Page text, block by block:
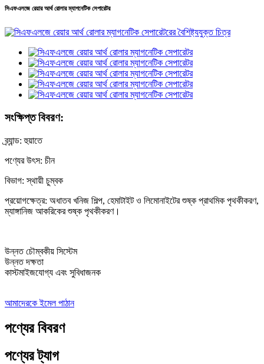
সিএফএলজে রেয়ার আর্থ রোলার ম্যাগনেটিক সেপারেটর
সংক্ষিপ্ত বিবরণ:
ব্র্যান্ড: হুয়াতে
পণ্যের উৎস: চীন
বিভাগ: স্থায়ী চুম্বক
প্রয়োগক্ষেত্র: অধাতব খনিজ শিল্প, হেমাটাইট ও লিমোনাইটের শুষ্ক প্রাথমিক পৃথকীকরণ,
ম্যাঙ্গানিজ আকরিকের শুষ্ক পৃথকীকরণ।
উন্নত চৌম্বকীয় সিস্টেম
উন্নত দক্ষতা
কাস্টমাইজযোগ্য এবং সুবিধাজনক
আমাদেরকে ইমেল পাঠান
পণ্যের বিবরণ
পণ্যের ট্যাগ